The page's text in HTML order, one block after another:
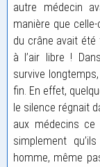
autre médecin
manière que
du crâne avait
à l’air libre !
survive
fin. En effet,
le silence régnait
aux médecins ce
simplement
homme, même